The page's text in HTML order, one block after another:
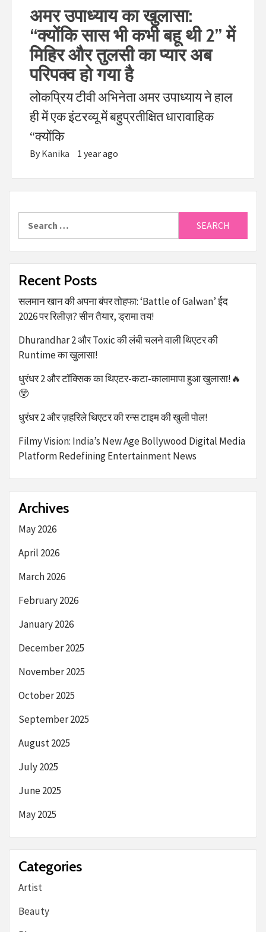
अमर उपाध्याय का खुलासा:
“क्योंकि सास भी कभी बहू थी 2” में
मिहिर और तुलसी का प्यार अब
परिपक्व हो गया है
लोकप्रिय टीवी अभिनेता अमर उपाध्याय ने हाल
ही में एक इंटरव्यू में बहुप्रतीक्षित धारावाहिक
“क्योंकि
By Kanika 1 year ago
Recent Posts
सलमान खान की अपना बंपर तोहफा: ‘Battle of Galwan’ ईद
2026 पर रिलीज़? सीन तैयार, ड्रामा तय!
Dhurandhar 2 और Toxic की लंबी चलने वाली थिएटर की
Runtime का खुलासा!
धुरंधर 2 और टॉक्सिक का थिएटर-कटा-कालामापा हुआ खुलासा!🔥
😲
धुरंधर 2 और ज़हरिले थिएटर की रन्स टाइम की खुली पोल!
Filmy Vision: India’s New Age Bollywood Digital Media
Platform Redefining Entertainment News
Archives
May 2026
April 2026
March 2026
February 2026
January 2026
December 2025
November 2025
October 2025
September 2025
August 2025
July 2025
June 2025
May 2025
Categories
Artist
Beauty